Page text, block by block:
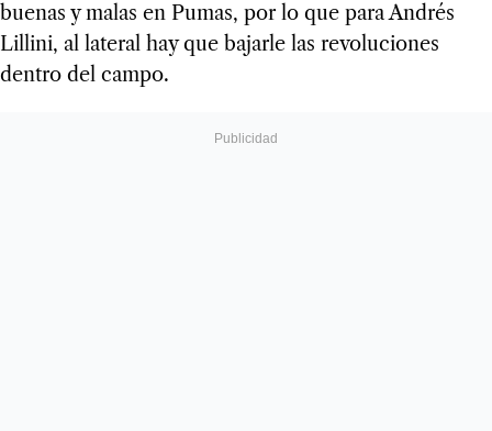
buenas y malas en Pumas, por lo que para Andrés
Lillini, al lateral hay que bajarle las revoluciones
dentro del campo.